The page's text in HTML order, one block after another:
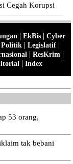
Cegah Korupsi
| EkBis| Cyber
Politik | Legislatif |
| ResKrim |
| Index
53 orang,
tak bebani